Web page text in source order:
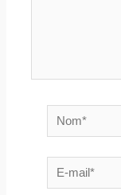
Nom*
E-
mail*